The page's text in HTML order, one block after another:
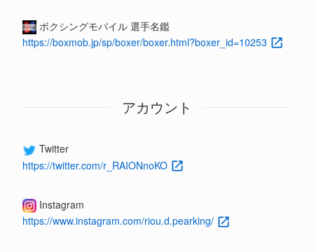
ボクシングモバイル 選手名鑑
https://boxmob.jp/sp/boxer/boxer.html?boxer_id=10253
アカウント
Twitter
https://twitter.com/r_RAIONnoKO
Instagram
https://www.instagram.com/riou.d.pearking/